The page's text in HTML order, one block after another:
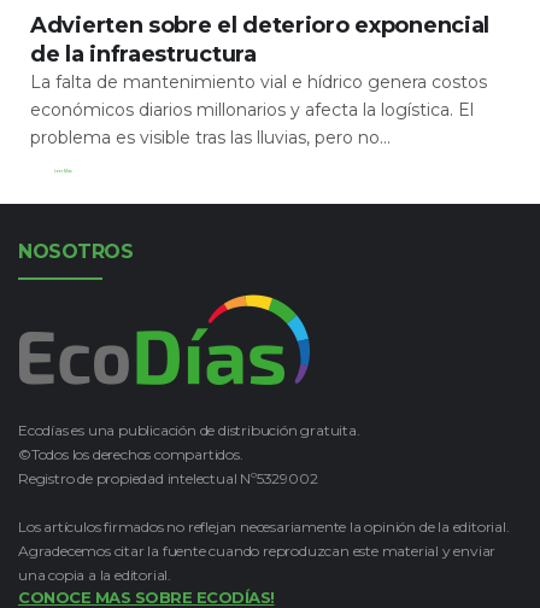
Advierten sobre el deterioro exponencial
de la infraestructura
La falta de mantenimiento vial e hídrico genera costos
económicos diarios millonarios y afecta la logística. El
problema es visible tras las lluvias, pero no...
Leer Más
NOSOTROS
Ecodías es una publicación de distribución gratuita.
©Todos los derechos compartidos.
Registro de propiedad intelectual Nº5329002
Los artículos firmados no reflejan necesariamente la opinión de la editorial.
Agradecemos citar la fuente cuando reproduzcan este material y enviar
una copia a la editorial.
CONOCE MAS SOBRE ECODÍAS!